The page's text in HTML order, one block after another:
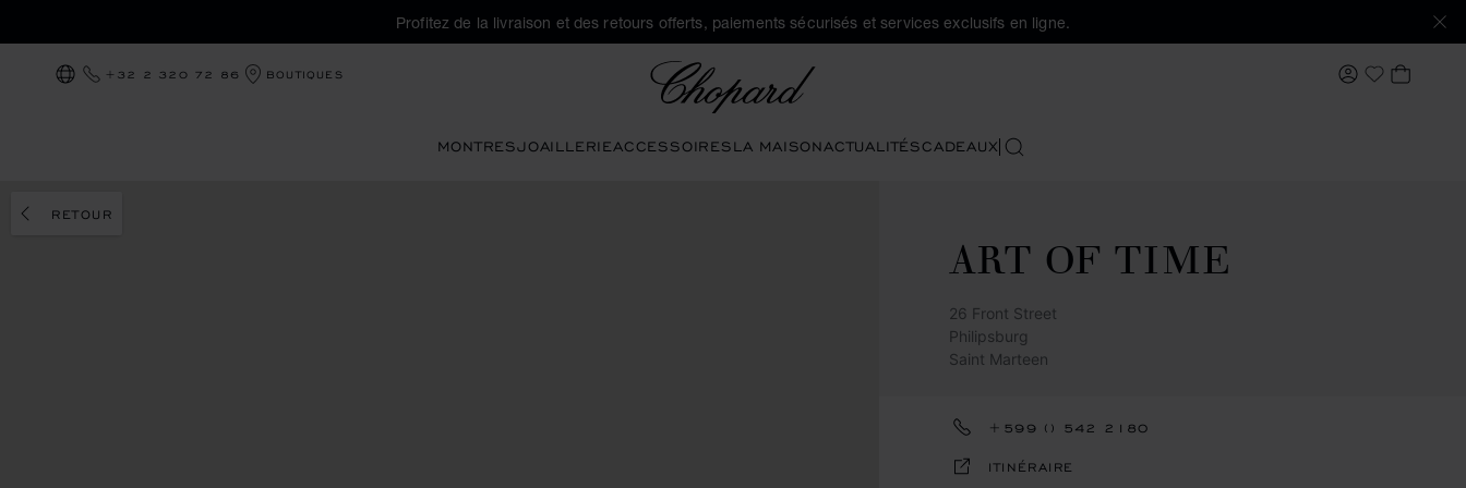
Profitez de la livraison et des retours offerts, paiements sécurisés et services exclusifs en ligne.
LOCALISATION (CHANGER DE PAYS)
+32 2 320 72 86 BOUTIQUES MON COMPTE
Ma Wishlist
MON
MONTRESJOAILLERIEACCESSOIRESLA MAISONACTUALITÉSCADEAUXRECHERCHER
RETOUR
ART OF TIME
26 Front Street
Philipsburg
Saint Marteen
+599 () 542 2180
ITINÉRAIRE